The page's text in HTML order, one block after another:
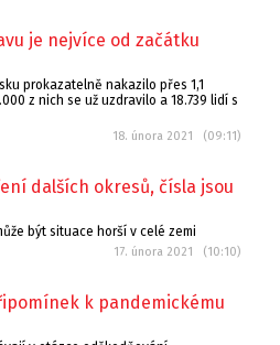
je nejvíce od začátku
prokazatelně nakazilo přes 1,1
z nich se už uzdravilo a 18.739 lidí s
18. února 2021 (09:11)
dalších okresů, čísla jsou
být situace horší v celé zemi
17. února 2021 (10:10)
k pandemickému